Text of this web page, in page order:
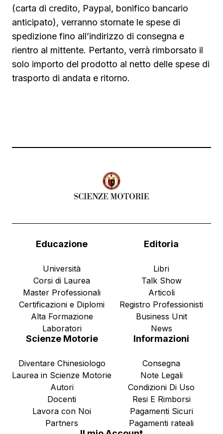
(carta di credito, Paypal, bonifico bancario
anticipato), verranno stornate le spese di
spedizione fino all’indirizzo di consegna e
rientro al mittente. Pertanto, verrà rimborsato il
solo importo del prodotto al netto delle spese di
trasporto di andata e ritorno.
Educazione
Università
Corsi di Laurea
Master Professionali
Certificazioni e Diplomi
Alta Formazione
Laboratori
Editoria
Libri
Talk Show
Articoli
Registro Professionisti
Business Unit
News
Scienze Motorie
Diventare Chinesiologo
Laurea in Scienze Motorie
Autori
Docenti
Lavora con Noi
Partners
Informazioni
Consegna
Note Legali
Condizioni Di Uso
Resi E Rimborsi
Pagamenti Sicuri
Pagamenti rateali